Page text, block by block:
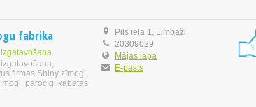
fabrika
firmas Shiny zīmogi,
parocīgi kabatas
Pils iela 1, Limbaži
20309029
Mājas lapa
E-pasts
1